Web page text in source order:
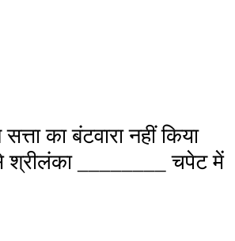
का बंटवारा नहीं किया
________ चपेट में